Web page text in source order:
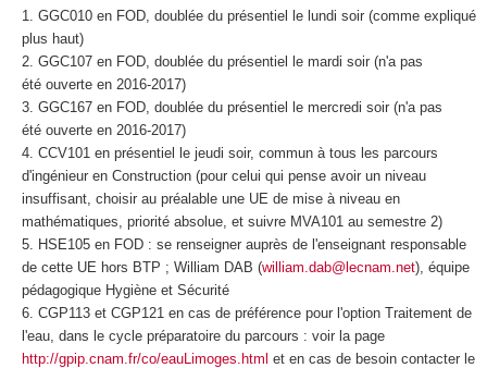
GGC010 en FOD, doublée du présentiel le lundi soir (comme expliqué
plus haut)
GGC107 en FOD, doublée du présentiel le mardi soir (n'a pas
été ouverte en 2016-2017)
GGC167 en FOD, doublée du présentiel le mercredi soir (n'a pas
été ouverte en 2016-2017)
CCV101 en présentiel le jeudi soir, commun à tous les parcours
d'ingénieur en Construction (pour celui qui pense avoir un niveau
insuffisant, choisir au préalable une UE de mise à niveau en
mathématiques, priorité absolue, et suivre MVA101 au semestre 2)
HSE105 en FOD: se renseigner auprès de l'enseignant responsable
de cette UE hors BTP ; William DAB (william.dab@lecnam.net), équipe
pédagogique Hygiène et Sécurité
CGP113 et CGP121 en cas de préférence pour l'option Traitement de
l'eau, dans le cycle préparatoire du parcours : voir la page
http://gpip.cnam.fr/co/eauLimoges.html et en cas de besoin contacter le